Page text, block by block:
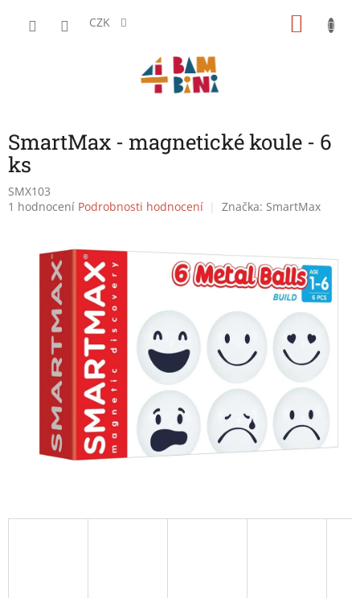
CZK
SmartMax - magnetické koule - 6
ks
SMX103
Průměrné
hvězdiček.
1 hodnocení Podrobnosti hodnocení Značka: SmartMax